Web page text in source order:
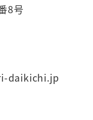
8号
daikichi.jp